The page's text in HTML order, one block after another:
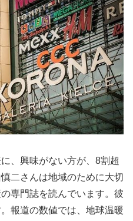
、興味がない方が、8割超
二さんは地域のために大切
専門誌を読んでいます。彼
報道の数値では、地球温暖